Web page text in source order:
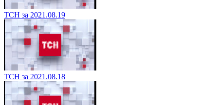
ТСН за 2021.08.19
ТСН за 2021.08.18